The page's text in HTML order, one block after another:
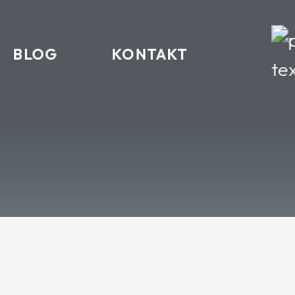
BLOG KONTAKT